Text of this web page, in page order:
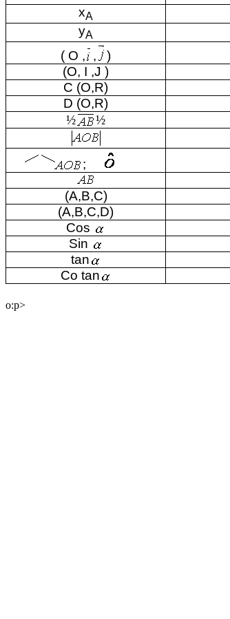
xA
yA
( O , ,
)
(O, I ,J )
C (O,R)
D (O,R)
½
½
;
(A,B,C)
(A,B,C,D)
Cos
Sin
tan
Co tan
o:p>